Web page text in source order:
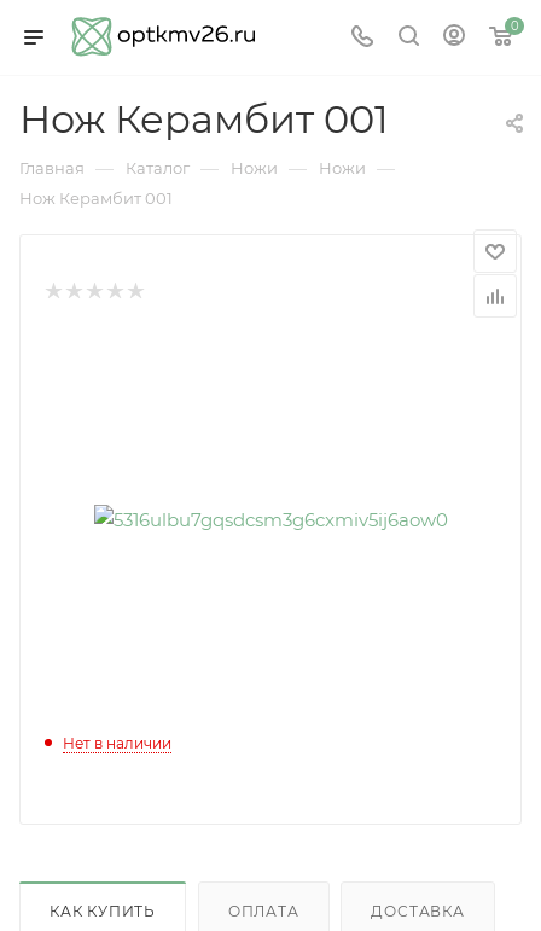
0
Нож Керамбит 001
Главная — Каталог — Ножи — Ножи —
Нож Керамбит 001
Нет в наличии
КАК КУПИТЬ ОПЛАТА ДОСТАВКА